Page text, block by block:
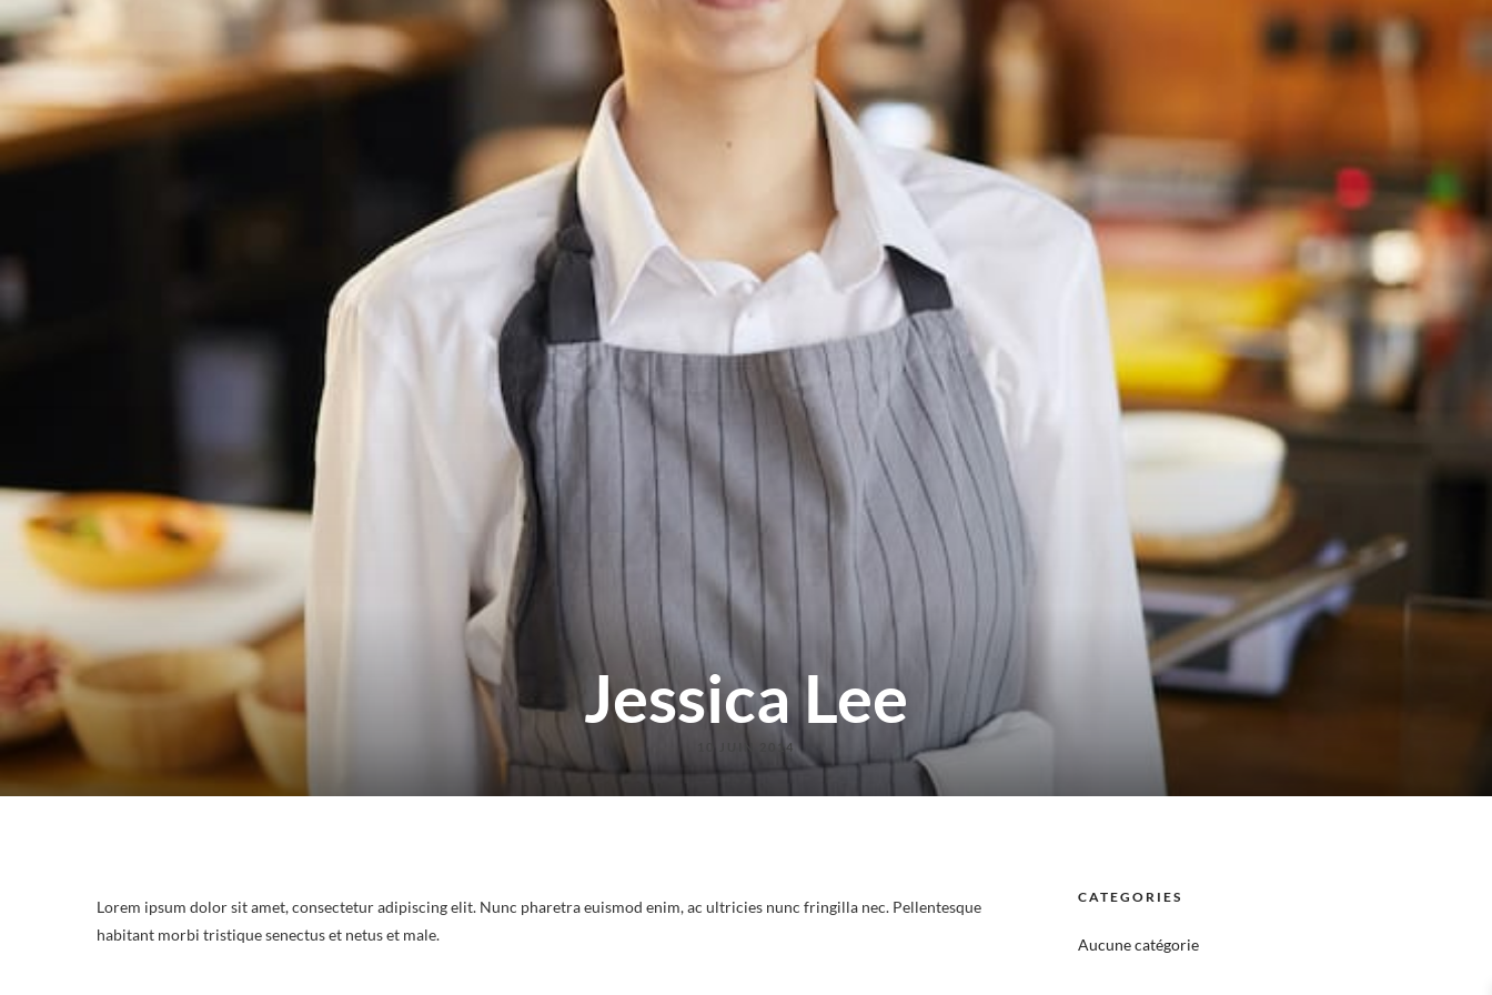
Jessica Lee
10 JUIN 2014
Lorem ipsum dolor sit amet, consectetur adipiscing elit. Nunc pharetra euismod enim, ac ultricies nunc fringilla nec. Pellentesque
habitant morbi tristique senectus et netus et male.
CATEGORIES
Aucune catégorie